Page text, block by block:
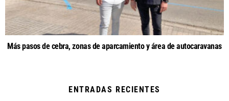
Más pasos de cebra, zonas de aparcamiento y área de autocaravanas
ENTRADAS RECIENTES